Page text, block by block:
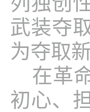
武装夺
为夺取
在革
初心、